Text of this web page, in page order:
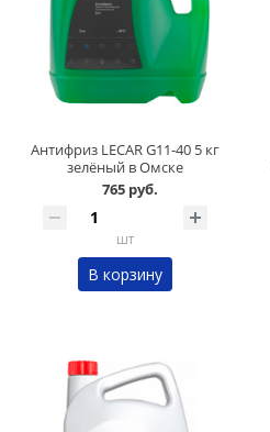
Антифриз LECAR G11-40 5 кг
зелёный в Омске
765 руб.
шт
В корзину